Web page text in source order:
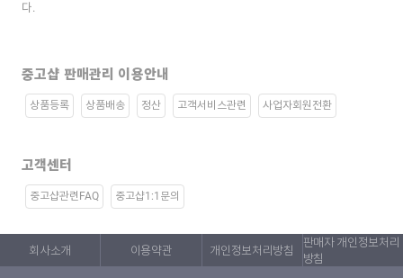
다.
중고샵 판매관리 이용안내
상품등록 상품배송 정산 고객서비스관련 사업자회원전환
고객센터
중고샵관련FAQ 중고샵1:1문의
회사소개 이용약관 개인정보처리방침
판매자 개인정보처리
방침